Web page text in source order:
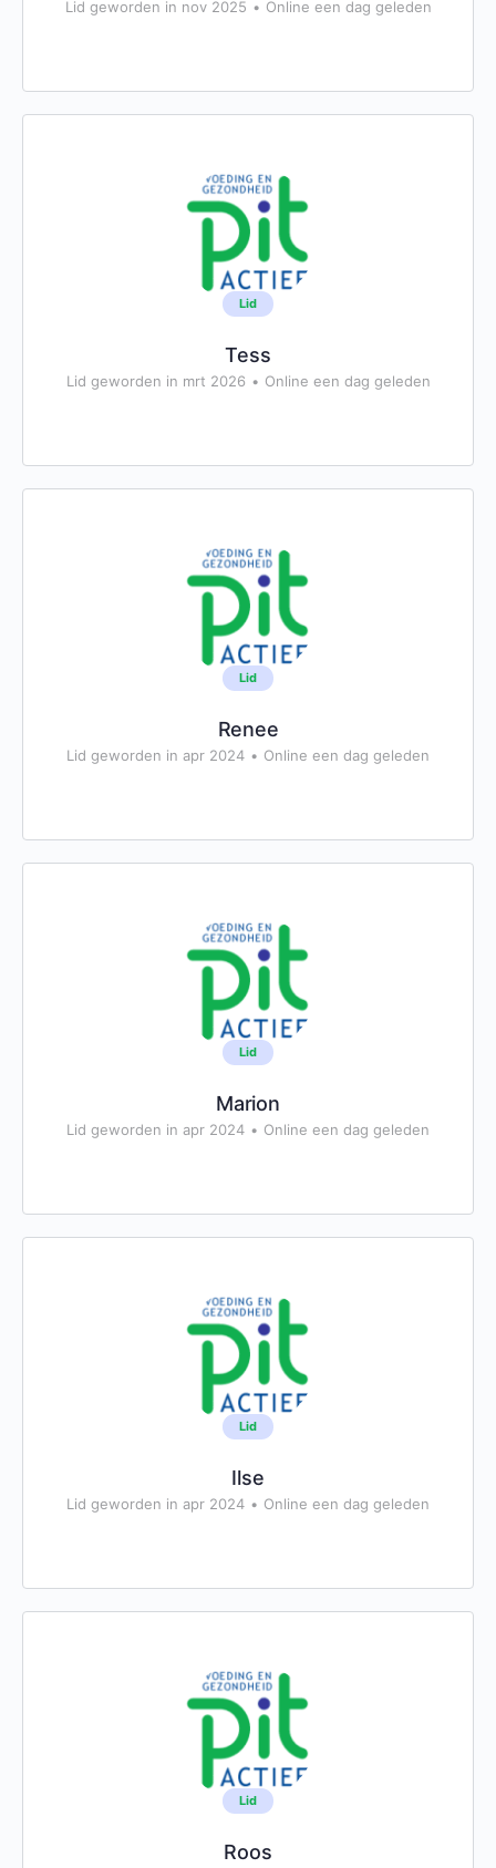
Lid geworden in nov 2025 • Online een dag geleden
Lid
Tess
Lid geworden in mrt 2026 • Online een dag geleden
Lid
Renee
Lid geworden in apr 2024 • Online een dag geleden
Lid
Marion
Lid geworden in apr 2024 • Online een dag geleden
Lid
Ilse
Lid geworden in apr 2024 • Online een dag geleden
Lid
Roos